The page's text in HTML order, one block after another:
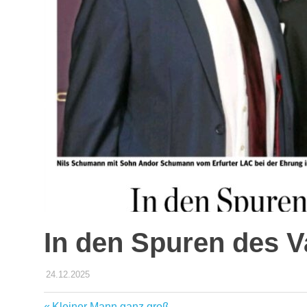
In den Spuren des
24.12.2025STEFFEN PANSE
AKTUELLES